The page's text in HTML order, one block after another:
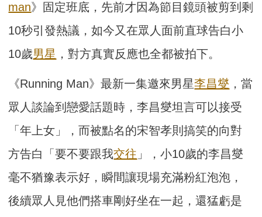
man》固定班底，先前才因為節目鏡頭被剪到剩
10秒引發熱議，如今又在眾人面前直球告白小
10歲男星 ，對方真實反應也全都被拍下。
《Running Man》最新一集邀來男星李昌燮 ，當
眾人談論到戀愛話題時，李昌燮坦言可以接受
「年上女」，而被點名的宋智孝則搞笑的向對
方告白「要不要跟我交往 」，小10歲的李昌燮
毫不猶豫表示好，瞬間讓現場充滿粉紅泡泡，
後續眾人見他們搭車剛好坐在一起，還猛虧是